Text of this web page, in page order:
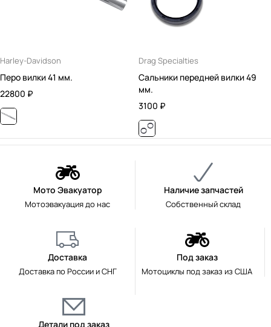
Harley-Davidson
Перо вилки 41 мм.
22800 ₽
Drag Specialties
Сальники передней вилки 49
мм.
3100 ₽
Мото Эвакуатор
Мотоэвакуация до нас
Наличие запчастей
Собственный склад
Доставка
Доставка по России и СНГ
Под заказ
Мотоциклы под заказ из США
Детали под заказ